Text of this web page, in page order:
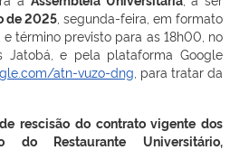
de 2025 , segunda-feira, em formato
término previsto para as 18h00, no
Jatobá, e pela plataforma Google
atn-vuzo-dng , para tratar da
rescisão do contrato vigente dos
do Restaurante Universitário,